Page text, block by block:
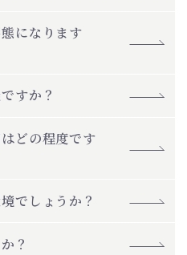
になります
ですか？
どの程度です
でしょうか？
？